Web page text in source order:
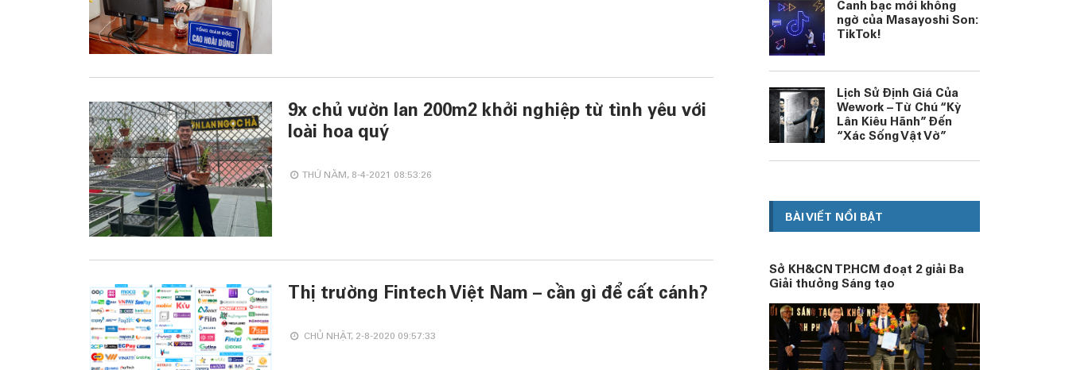
9x chủ vườn lan 200m2 khởi nghiệp từ tình yêu với
loài hoa quý
THỨ NĂM, 8-4-2021 08:53:26
Thị trường Fintech Việt Nam – cần gì để cất cánh?
CHỦ NHẬT, 2-8-2020 09:57:33
Canh bạc mới không
ngờ của Masayoshi Son:
TikTok!
Lịch Sử Định Giá Của
Wework – Từ Chú “Kỳ
Lân Kiêu Hãnh” Đến
“Xác Sống Vật Vờ”
BÀI VIẾT NỔI BẬT
Sở KH&CN TP.HCM đoạt 2 giải Ba
Giải thưởng Sáng tạo